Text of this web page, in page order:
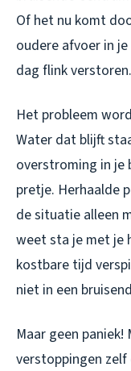
Of het nu komt
oudere afvoer in
dag flink verstoren.
Het probleem
Water dat blijft
overstroming in je
pretje. Herhaalde
de situatie alleen
weet sta je met je
kostbare tijd
niet in een
Maar geen
verstoppingen zelf